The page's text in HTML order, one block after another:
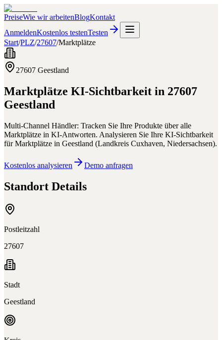
PreiseWie wir arbeitenBlogKontakt
AnmeldenKostenlos testenTesten
Start/PLZ/27607/Marktplätze
27607 Geestland
Marktplätze KI-Sichtbarkeit in 27607
Geestland
Multi-Channel Händler: Tracken Sie Ihre Produkte über alle
Marktplätze in KI-Antworten. Analysieren Sie Ihre KI-Sichtbarkeit
fürMarktplätze in Geestland (Landkreis Cuxhaven, Niedersachsen).
Kostenlos analysieren Demo anfragen
Standort Details
Postleitzahl
27607
Stadt
Geestland